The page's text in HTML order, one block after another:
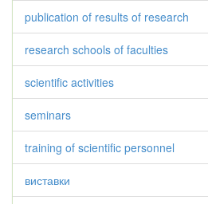
publication of results of research
research schools of faculties
scientific activities
seminars
training of scientific personnel
виставки